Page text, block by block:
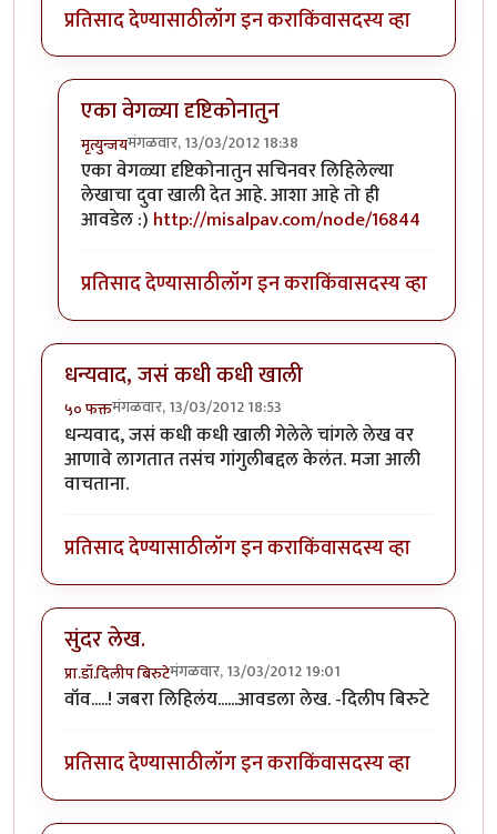
प्रतिसाद देण्यासाठीलॉग इन कराकिंवासदस्य व्हा
एका वेगळ्या दृष्टिकोनातुन
मृत्युन्जयमंगळवार, 13/03/2012 18:38
In reply toमस्त लेख अमोल केळकर ( अवांतर
एका वेगळ्या दृष्टिकोनातुन सचिनवर लिहिलेल्या
लेखाचा दुवा खाली देत आहे. आशा आहे तो ही
आवडेल :) http://misalpav.com/node/16844
प्रतिसाद देण्यासाठीलॉग इन कराकिंवासदस्य व्हा
धन्यवाद, जसं कधी कधी खाली
५० फक्तमंगळवार, 13/03/2012 18:53
धन्यवाद, जसं कधी कधी खाली गेलेले चांगले लेख वर
आणावे लागतात तसंच गांगुलीबद्दल केलंत. मजा आली
वाचताना.
प्रतिसाद देण्यासाठीलॉग इन कराकिंवासदस्य व्हा
सुंदर लेख.
प्रा.डॉ.दिलीप बिरुटेमंगळवार, 13/03/2012 19:01
वॉव.....! जबरा लिहिलंय......आवडला लेख. -दिलीप बिरुटे
प्रतिसाद देण्यासाठीलॉग इन कराकिंवासदस्य व्हा